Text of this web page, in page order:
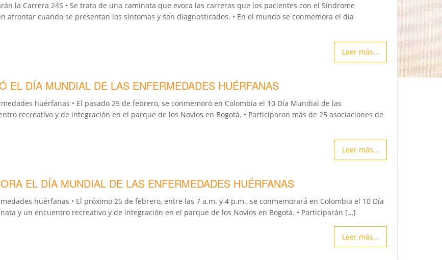
la Carrera 24S • Se trata de una caminata que evoca las carreras que los pacientes con el Síndrome
afrontar cuando se presentan los síntomas y son diagnosticados. • En el mundo se conmemora el día
Leer más...
EL DÍA MUNDIAL DE LAS ENFERMEDADES HUÉRFANAS
huérfanas • El pasado 25 de febrero, se conmemoró en Colombia el 10 Día Mundial de las
recreativo y de integración en el parque de los Novios en Bogotá. • Participaron más de 25 asociaciones de
Leer más...
EL DÍA MUNDIAL DE LAS ENFERMEDADES HUÉRFANAS
huérfanas • El próximo 25 de febrero, entre las 7 a.m. y 4 p.m., se conmemorará en Colombia el 10 Día
y un encuentro recreativo y de integración en el parque de los Novios en Bogotá. • Participarán […]
Leer más...